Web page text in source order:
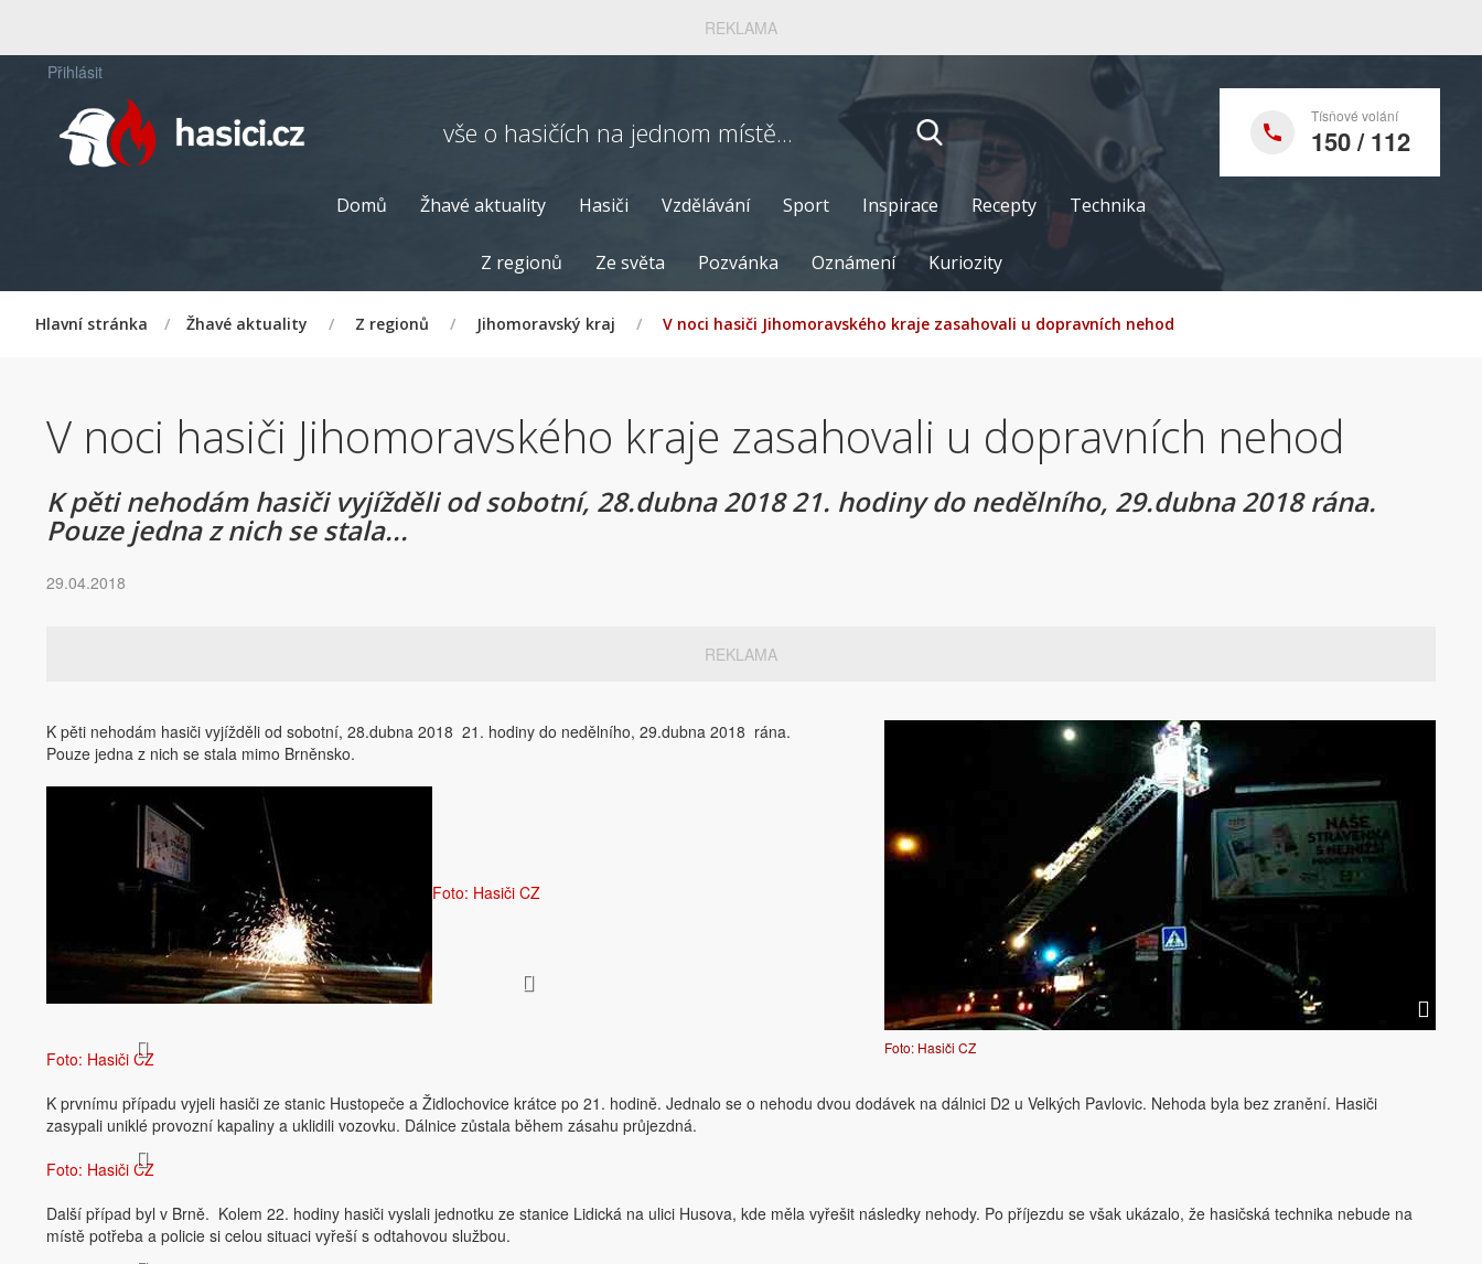
REKLAMA
Přihlásit
vše o hasičích na jednom místě... Tísňové volání
150 / 112
Domů Žhavé aktuality Hasiči Vzdělávání Sport Inspirace Recepty Technika
Z regionů Ze světa Pozvánka Oznámení Kuriozity
Hlavní stránka / Žhavé aktuality / Z regionů / Jihomoravský kraj / V noci hasiči Jihomoravského kraje zasahovali u dopravních nehod
V noci hasiči Jihomoravského kraje zasahovali u dopravních nehod
K pěti nehodám hasiči vyjížděli od sobotní, 28.dubna 2018 21. hodiny do nedělního, 29.dubna 2018 rána.
Pouze jedna z nich se stala...
29.04.2018
REKLAMA
Foto: Hasiči CZ
K pěti nehodám hasiči vyjížděli od sobotní, 28.dubna 2018 21. hodiny do nedělního, 29.dubna 2018 rána.
Pouze jedna z nich se stala mimo Brněnsko.
Foto: Hasiči CZ
Foto: Hasiči CZ
K prvnímu případu vyjeli hasiči ze stanic Hustopeče a Židlochovice krátce po 21. hodině. Jednalo se o nehodu dvou dodávek na dálnici D2 u Velkých Pavlovic. Nehoda byla bez zranění. Hasiči
zasypali uniklé provozní kapaliny a uklidili vozovku. Dálnice zůstala během zásahu průjezdná.
Foto: Hasiči CZ
Další případ byl v Brně. Kolem 22. hodiny hasiči vyslali jednotku ze stanice Lidická na ulici Husova, kde měla vyřešit následky nehody. Po příjezdu se však ukázalo, že hasičská technika nebude na
místě potřeba a policie si celou situaci vyřeší s odtahovou službou.